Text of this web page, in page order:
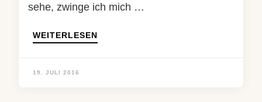
sehe, zwinge ich mich …
WEITERLESEN
19. JULI 2016